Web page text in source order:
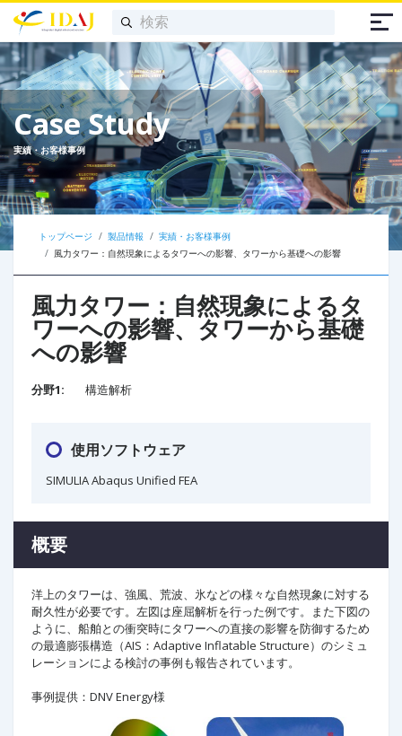
Case Study
実績・お客様事例
トップページ 製品情報
実績・お客様事例
風力タワー：自然現象によるタワーへの影響、タワーから基礎への影響​
風力タワー：自然現象によるタ
ワーへの影響、タワーから基礎
への影響​
分野1: 構造解析
使用ソフトウェア
SIMULIA Abaqus Unified FEA
概要
洋上のタワーは、強風、荒波、氷などの様々な自然現象に対する
耐久性が必要です。左図は座屈解析を行った例です。また下図の
ように、船舶との衝突時にタワーへの直接の影響を防御するため
の最適膨張構造（AIS：Adaptive Inflatable Structure）のシミュ
レーションによる検討の事例も報告されています。
事例提供：DNV Energy様